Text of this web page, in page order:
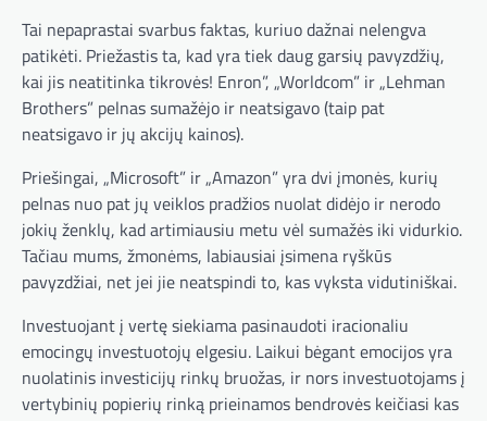
Tai nepaprastai svarbus faktas, kuriuo dažnai nelengva
patikėti. Priežastis ta, kad yra tiek daug garsių pavyzdžių,
kai jis neatitinka tikrovės! Enron”, „Worldcom” ir „Lehman
Brothers” pelnas sumažėjo ir neatsigavo (taip pat
neatsigavo ir jų akcijų kainos).
Priešingai, „Microsoft” ir „Amazon” yra dvi įmonės, kurių
pelnas nuo pat jų veiklos pradžios nuolat didėjo ir nerodo
jokių ženklų, kad artimiausiu metu vėl sumažės iki vidurkio.
Tačiau mums, žmonėms, labiausiai įsimena ryškūs
pavyzdžiai, net jei jie neatspindi to, kas vyksta vidutiniškai.
Investuojant į vertę siekiama pasinaudoti iracionaliu
emocingų investuotojų elgesiu. Laikui bėgant emocijos yra
nuolatinis investicijų rinkų bruožas, ir nors investuotojams į
vertybinių popierių rinką prieinamos bendrovės keičiasi kas